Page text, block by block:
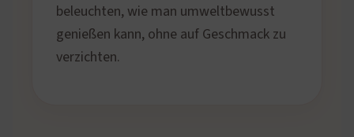
beleuchten, wie man umweltbewusst
genießen kann, ohne auf Geschmack zu
verzichten.